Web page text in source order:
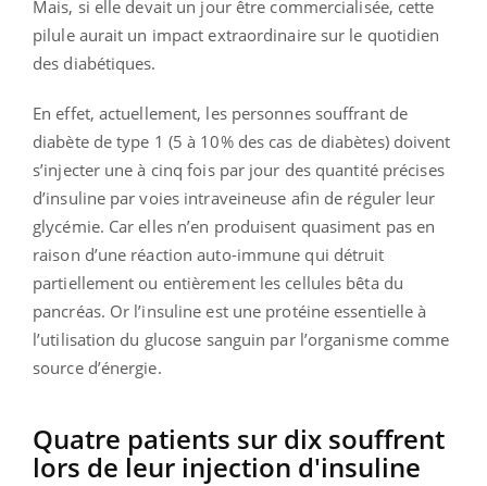
Mais, si elle devait un jour être commercialisée, cette
pilule aurait un impact extraordinaire sur le quotidien
des diabétiques.
En effet, actuellement, les personnes souffrant de
diabète de type 1 (5 à 10% des cas de diabètes) doivent
s’injecter une à cinq fois par jour des quantité précises
d’insuline par voies intraveineuse afin de réguler leur
glycémie. Car elles n’en produisent quasiment pas en
raison d’une réaction auto-immune qui détruit
partiellement ou entièrement les cellules bêta du
pancréas. Or l’insuline est une protéine essentielle à
l’utilisation du glucose sanguin par l’organisme comme
source d’énergie.
Quatre patients sur dix souffrent
lors de leur injection d'insuline